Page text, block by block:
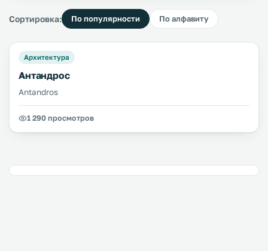
Сортировка: По популярности По алфавиту
Архитектура
Антандрос
Antandros
1 290 просмотров